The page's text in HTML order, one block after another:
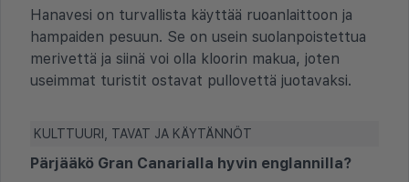
Hanavesi on turvallista käyttää ruoanlaittoon ja
hampaiden pesuun. Se on usein suolanpoistettua
merivettä ja siinä voi olla kloorin makua, joten
useimmat turistit ostavat pullovettä juotavaksi.
KULTTUURI, TAVAT JA KÄYTÄNNÖT
Pärjääkö Gran Canarialla hyvin englannilla?